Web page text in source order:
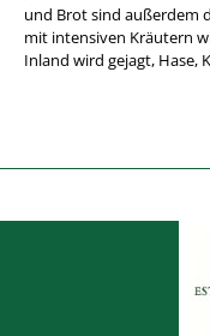
und Brot sind außerdem
mit intensiven Kräutern
Inland wird gejagt, Hase,